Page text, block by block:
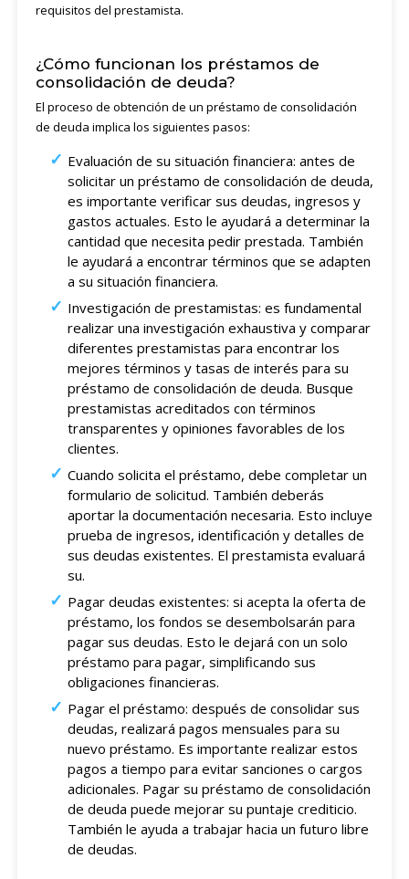
requisitos del prestamista.
¿Cómo funcionan los préstamos de
consolidación de deuda?
El proceso de obtención de un préstamo de consolidación
de deuda implica los siguientes pasos:
Evaluación de su situación financiera: antes de
solicitar un préstamo de consolidación de deuda,
es importante verificar sus deudas, ingresos y
gastos actuales. Esto le ayudará a determinar la
cantidad que necesita pedir prestada. También
le ayudará a encontrar términos que se adapten
a su situación financiera.
Investigación de prestamistas: es fundamental
realizar una investigación exhaustiva y comparar
diferentes prestamistas para encontrar los
mejores términos y tasas de interés para su
préstamo de consolidación de deuda. Busque
prestamistas acreditados con términos
transparentes y opiniones favorables de los
clientes.
Cuando solicita el préstamo, debe completar un
formulario de solicitud. También deberás
aportar la documentación necesaria. Esto incluye
prueba de ingresos, identificación y detalles de
sus deudas existentes. El prestamista evaluará
su.
Pagar deudas existentes: si acepta la oferta de
préstamo, los fondos se desembolsarán para
pagar sus deudas. Esto le dejará con un solo
préstamo para pagar, simplificando sus
obligaciones financieras.
Pagar el préstamo: después de consolidar sus
deudas, realizará pagos mensuales para su
nuevo préstamo. Es importante realizar estos
pagos a tiempo para evitar sanciones o cargos
adicionales. Pagar su préstamo de consolidación
de deuda puede mejorar su puntaje crediticio.
También le ayuda a trabajar hacia un futuro libre
de deudas.